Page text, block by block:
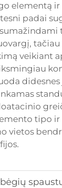
elementą
padai
tačiau
veikiant
didesnes
tipo
vietos
skiriasi nuo nuolatinių